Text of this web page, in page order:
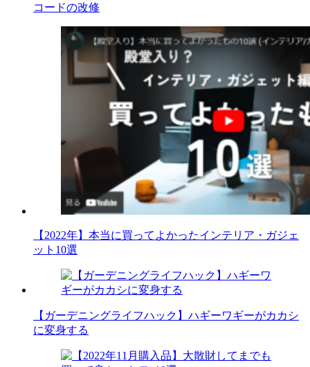
コードの改修
【2022年】本当に買ってよかったインテリア・ガジェ
ット10選
【ガーデニングライフハック】ハギーワギーがカカシ
に変身する